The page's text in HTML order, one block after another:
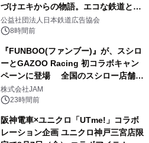
づけエキからの物語。エコな鉄道とと
もに。
公益社団法人日本鉄道広告協会
8時間前
『FUNBOO(ファンブー)』が、スシロ
ーとGAZOO Racing 初コラボキャン
ペーンに登場 全国のスシロー店舗で
GR 4車種の FUNBOO(ミニカー)付き
メニューが展開されます
株式会社JAM
23時間前
阪神電車×ユニクロ「UTme!」コラボ
レーション企画 ユニクロ神戸三宮店限